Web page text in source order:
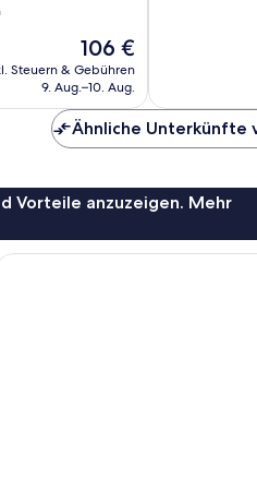
Der
Preis
beträgt
106 €
Steuern & Gebühren
9. Aug.–10. Aug.
Ähnliche Unterkünfte
Vorteile anzuzeigen. Mehr